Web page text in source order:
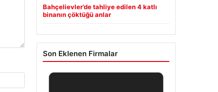
Bahçelievler’de tahliye edilen 4 katlı
binanın çöktüğü anlar
Son Eklenen Firmalar